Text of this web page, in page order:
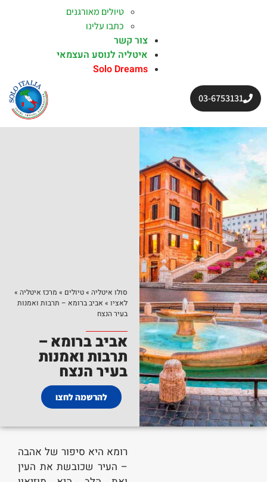
03-6753131
טיולים מאורגנים
כתבו עלינו
צור קשר
איטליה לנוסע העצמאי
Solo Dreams
סולו איטליה»טיולים»מרכז איטליה»
לאציו»אביב ברומא – תרבות ואמנות
בעיר הנצח
אביב ברומא –
תרבות ואמנות
בעיר הנצח
להרשמה לחצו
רומא היא סיפור של אהבה
– העיר שכובשת את העין